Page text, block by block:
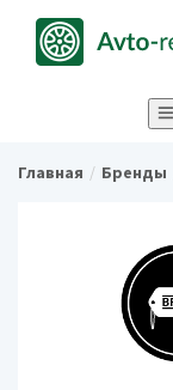
Главная Бренды